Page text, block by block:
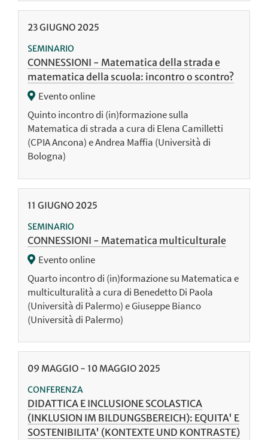
23GIUGNO 2025
SEMINARIO
CONNESSIONI - Matematica della strada e
matematica della scuola: incontro o scontro?
Evento online
Quinto incontro di (in)formazione sulla
Matematica di strada a cura di Elena Camilletti
(CPIA Ancona) e Andrea Maffia (Università di
Bologna)
11 GIUGNO 2025
SEMINARIO
CONNESSIONI - Matematica multiculturale
Evento online
Quarto incontro di (in)formazione su Matematica e
multiculturalità a cura di Benedetto Di Paola
(Università di Palermo) e Giuseppe Bianco
(Università di Palermo)
09 MAGGIO - 10 MAGGIO 2025
CONFERENZA
DIDATTICA E INCLUSIONE SCOLASTICA
(INKLUSION IM BILDUNGSBEREICH): EQUITA' E
SOSTENIBILITA' (KONTEXTE UND KONTRASTE)